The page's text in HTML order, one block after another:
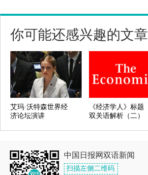
你可能还感兴趣的文章
艾玛·沃特森世界经
济论坛演讲
《经济学人》标题
双关语解析（二）
中国日报网双语新闻
扫描左侧二维码